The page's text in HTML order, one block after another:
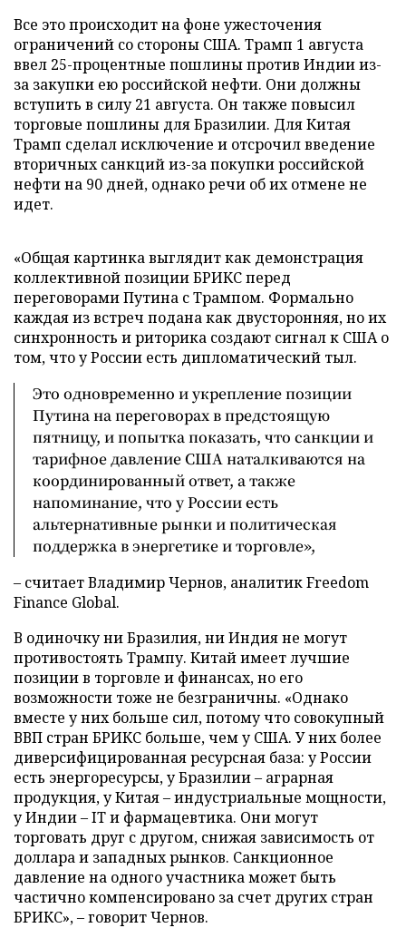
Все это происходит на фоне ужесточения
ограничений со стороны США. Трамп 1 августа
ввел 25-процентные пошлины против Индии из-
за закупки ею российской нефти. Они должны
вступить в силу 21 августа. Он также повысил
торговые пошлины для Бразилии. Для Китая
Трамп сделал исключение и отсрочил введение
вторичных санкций из-за покупки российской
нефти на 90 дней, однако речи об их отмене не
идет.
«Общая картинка выглядит как демонстрация
коллективной позиции БРИКС перед
переговорами Путина с Трампом. Формально
каждая из встреч подана как двусторонняя, но их
синхронность и риторика создают сигнал к США о
том, что у России есть дипломатический тыл.
Это одновременно и укрепление позиции
Путина на переговорах в предстоящую
пятницу, и попытка показать, что санкции и
тарифное давление США наталкиваются на
координированный ответ, а также
напоминание, что у России есть
альтернативные рынки и политическая
поддержка в энергетике и торговле»,
– считает Владимир Чернов, аналитик Freedom
Finance Global.
В одиночку ни Бразилия, ни Индия не могут
противостоять Трампу. Китай имеет лучшие
позиции в торговле и финансах, но его
возможности тоже не безграничны. «Однако
вместе у них больше сил, потому что совокупный
ВВП стран БРИКС больше, чем у США. У них более
диверсифицированная ресурсная база: у России
есть энергоресурсы, у Бразилии – аграрная
продукция, у Китая – индустриальные мощности,
у Индии – IT и фармацевтика. Они могут
торговать друг с другом, снижая зависимость от
доллара и западных рынков. Санкционное
давление на одного участника может быть
частично компенсировано за счет других стран
БРИКС», – говорит Чернов.